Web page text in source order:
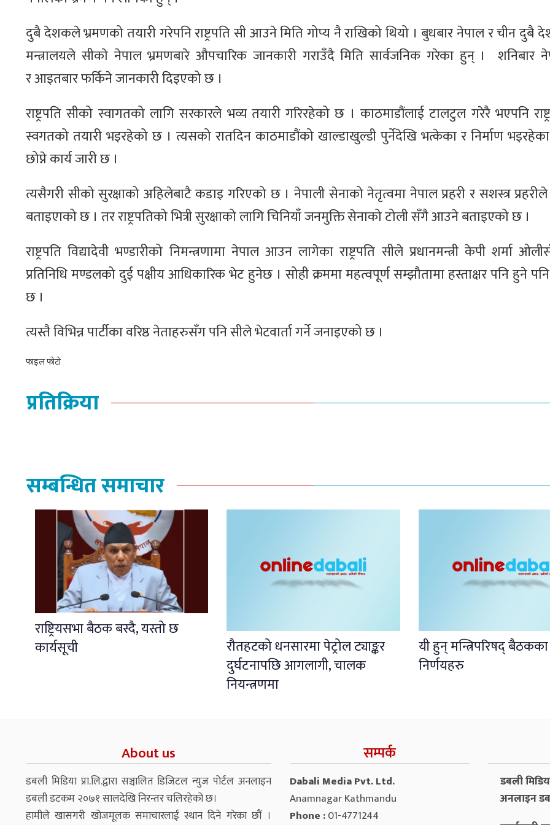
दुबै देशकले भ्रमणको तयारी गरेपनि राष्ट्रपति सी आउने मिति गोप्य नै राखिको थियो । बुधबार नेपाल र चीन दुबै
मन्त्रालयले सीकाे नेपाल भ्रमणबारे औपचारिक जानकारी गराउँदै मिति सार्वजनिक गरेका हुन् । शनिबार
र आइतबार फर्किने जानकारी दिइएको छ ।
राष्ट्रपति सीको स्वागतको लागि सरकारले भव्य तयारी गरिरहेको छ । काठमाडौंलाई टालटुल गरेरै भएपनि
स्वगतको तयारी भइरहेको छ । त्यसको रातदिन काठमाडौंको खाल्डाखुल्डी पुर्नेदेखि भत्केका र निर्माण
छोप्ने कार्य जारी छ ।
त्यसैगरी सीको सुरक्षाको अहिलेबाटै कडाइ गरिएको छ । नेपाली सेनाको नेतृत्वमा नेपाल प्रहरी र सशस्त्र प्रहरीले
बताइएाको छ । तर राष्ट्रपतिको भित्री सुरक्षाको लागि चिनियाँ जनमुक्ति सेनाको टोली सँगै आउने बताइएको छ ।
राष्ट्रपति विद्यादेवी भण्डारीको निमन्त्रणामा नेपाल आउन लागेका राष्ट्रपति सीले प्रधानमन्त्री केपी शर्मा
प्रतिनिधि मण्डलको दुई पक्षीय आधिकारिक भेट हुनेछ । सोही क्रममा महत्वपूर्ण सम्झौतामा हस्ताक्षर पनि हुने
छ ।
त्यस्तै विभिन्न पार्टीका वरिष्ठ नेताहरुसँग पनि सीले भेटवार्ता गर्ने जनाइएको छ ।
फाइल फोटो
प्रतिक्रिया
सम्बन्धित समाचार
राष्ट्रियसभा बैठक बस्दै, यस्तो छ
कार्यसूची
रौतहटको धनसारमा पेट्रोल ट्याङ्कर
दुर्घटनापछि आगलागी, चालक
नियन्त्रणमा
यी हुन् मन्त्रिपरिषद् बैठकका
निर्णयहरु
About us
डबली मिडिया प्रा.लि.द्वारा सञ्चालित डिजिटल न्युज पोर्टल अनलाइन
डबली डटकम २०७१ सालदेखि निरन्तर चलिरहेको छ।
हामीले खासगरी खोजमूलक समाचारलाई स्थान दिने गरेका छौं ।
सम्पर्क
Dabali Media Pvt. Ltd.
Anamnagar Kathmandu
Phone :01-4771244
डबली
अनलाइन